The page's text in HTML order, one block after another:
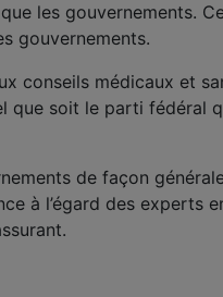
les gouvernements.
gouvernements.
conseils médicaux et
que soit le parti fédéral
de façon
à l’égard des experts